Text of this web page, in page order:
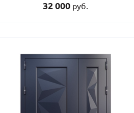
32 000 руб.